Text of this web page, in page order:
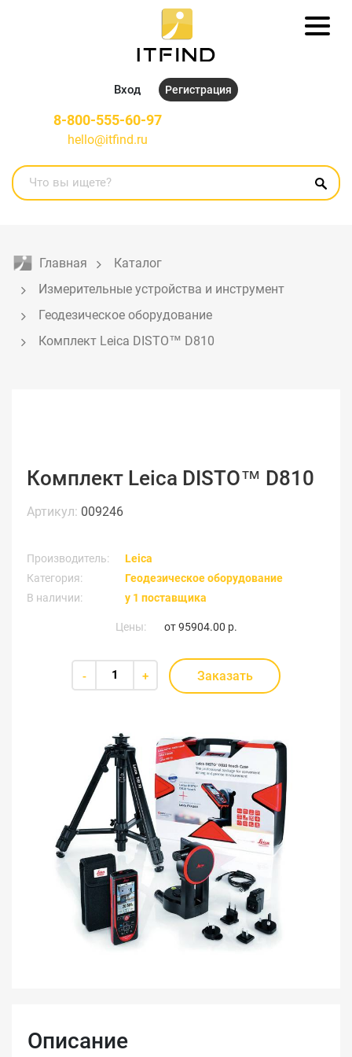
Вход Регистрация
8-800-555-60-97
hello@itfind.ru
Главная
Каталог
Измерительные устройства и инструмент
Геодезическое оборудование
Комплект Leica DISTO™ D810
Комплект Leica DISTO™ D810
Артикул: 009246
Производитель:
Leica
Категория:
Геодезическое оборудование
В наличии:
у 1 поставщика
Цены: от95904.00 р.
- + Заказать
Описание